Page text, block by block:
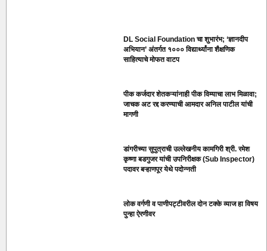
DL Social Foundation चा शुभारंभ; ‘ज्ञानदीप
अभियान’ अंतर्गत १००० विद्यार्थ्यांना शैक्षणिक
साहित्याचे मोफत वाटप
पीक कर्जदार शेतकऱ्यांनाही पीक विम्याचा लाभ मिळावा;
जाचक अट रद्द करण्याची आमदार अनिल पाटील यांची
मागणी
डांगरीच्या सुपुत्राची उल्लेखनीय कामगिरी श्री. रमेश
कृष्णा बडगुजर यांची उपनिरीक्षक (Sub Inspector)
पदावर बऱ्हाणपूर येथे पदोन्नती
लोक वर्गणी व पाणीपट्टीवरील दोन टक्के व्याज हा विषय
पुन्हा ऐरणीवर